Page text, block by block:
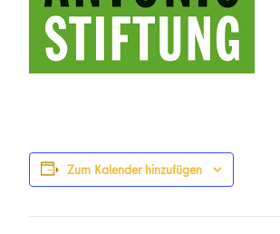
Zum Kalender hinzufügen